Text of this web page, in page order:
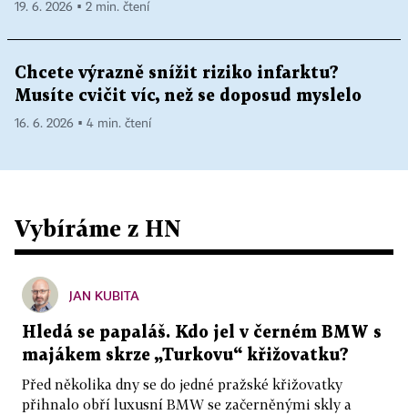
19. 6. 2026 ▪ 2 min. čtení
Chcete výrazně snížit riziko infarktu?
Musíte cvičit víc, než se doposud myslelo
16. 6. 2026 ▪ 4 min. čtení
Vybíráme z HN
JAN KUBITA
Hledá se papaláš. Kdo jel v černém BMW s
majákem skrze „Turkovu“ křižovatku?
Před několika dny se do jedné pražské křižovatky
přihnalo obří luxusní BMW se začerněnými skly a